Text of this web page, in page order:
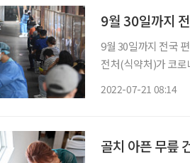
9월 30일까지
9월 30일까지 전국 편의
전처(식약처)가 코
2022-07-21 08:14
골치 아픈 무릎